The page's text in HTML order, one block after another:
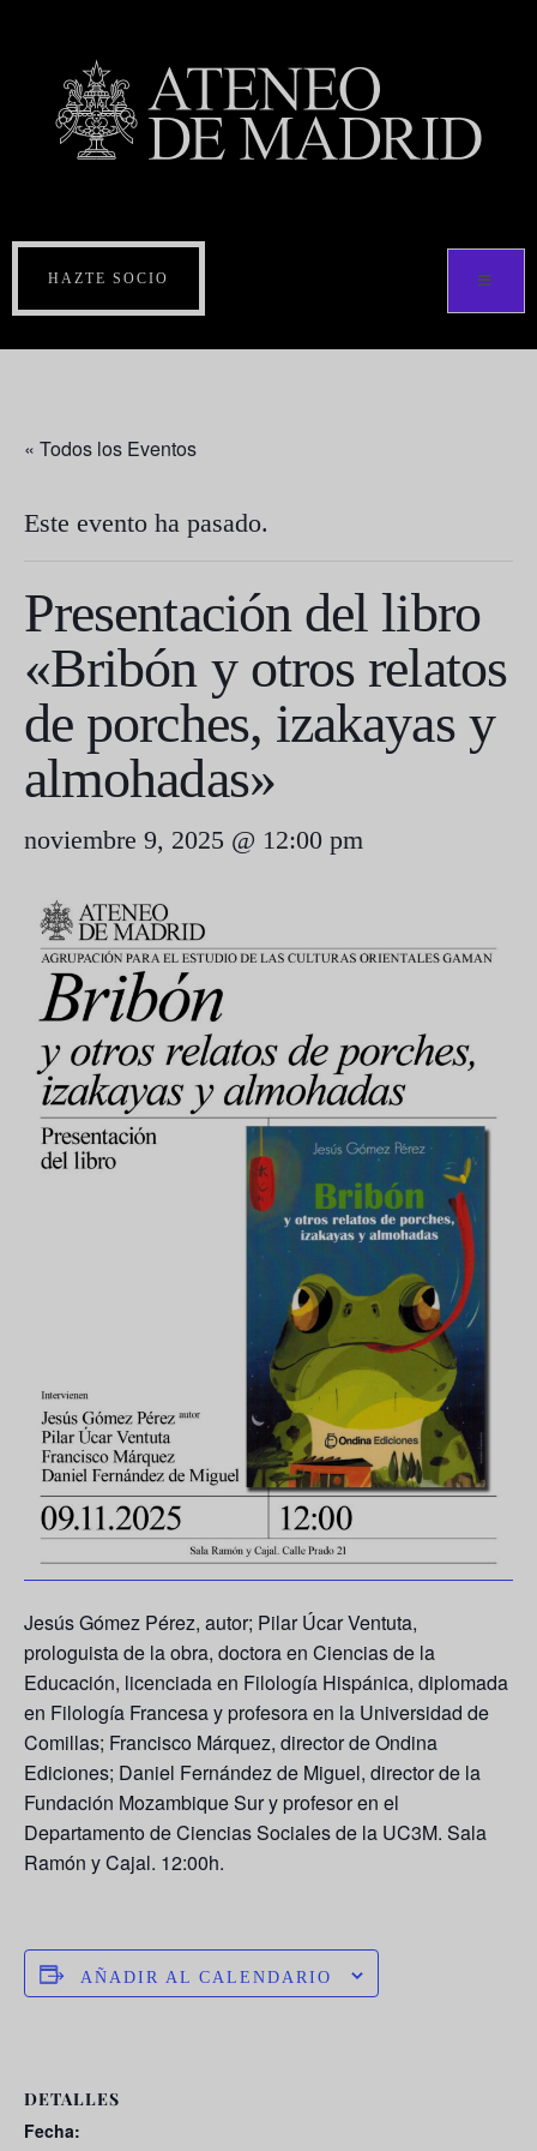
HAZTE SOCIO
« Todos los Eventos
Este evento ha pasado.
Presentación del libro
«Bribón y otros relatos
de porches, izakayas y
almohadas»
noviembre 9, 2025 @ 12:00 pm
Jesús Gómez Pérez, autor; Pilar Úcar Ventuta,
prologuista de la obra, doctora en Ciencias de la
Educación, licenciada en Filología Hispánica, diplomada
en Filología Francesa y profesora en la Universidad de
Comillas; Francisco Márquez, director de Ondina
Ediciones; Daniel Fernández de Miguel, director de la
Fundación Mozambique Sur y profesor en el
Departamento de Ciencias Sociales de la UC3M. Sala
Ramón y Cajal. 12:00h.
AÑADIR AL CALENDARIO
DETALLES
Fecha: